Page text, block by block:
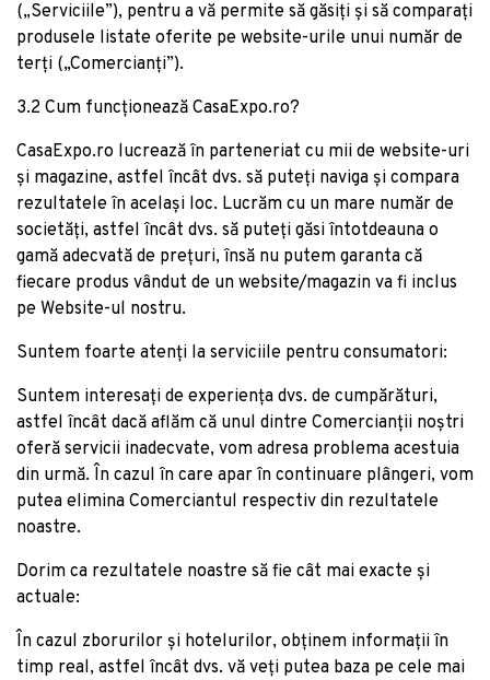
(„Serviciile”), pentru a vă permite să găsiți și să comparați
produsele listate oferite pe website-urile unui număr de
terți („Comercianți”).
3.2 Cum funcționează CasaExpo.ro?
CasaExpo.ro lucrează în parteneriat cu mii de website-uri
și magazine, astfel încât dvs. să puteți naviga și compara
rezultatele în același loc. Lucrăm cu un mare număr de
societăți, astfel încât dvs. să puteți găsi întotdeauna o
gamă adecvată de prețuri, însă nu putem garanta că
fiecare produs vândut de un website/magazin va fi inclus
pe Website-ul nostru.
Suntem foarte atenți la serviciile pentru consumatori:
Suntem interesați de experiența dvs. de cumpărături,
astfel încât dacă aflăm că unul dintre Comercianții noștri
oferă servicii inadecvate, vom adresa problema acestuia
din urmă. În cazul în care apar în continuare plângeri, vom
putea elimina Comerciantul respectiv din rezultatele
noastre.
Dorim ca rezultatele noastre să fie cât mai exacte și
actuale:
În cazul zborurilor și hotelurilor, obținem informații în
timp real, astfel încât dvs. vă veți putea baza pe cele mai